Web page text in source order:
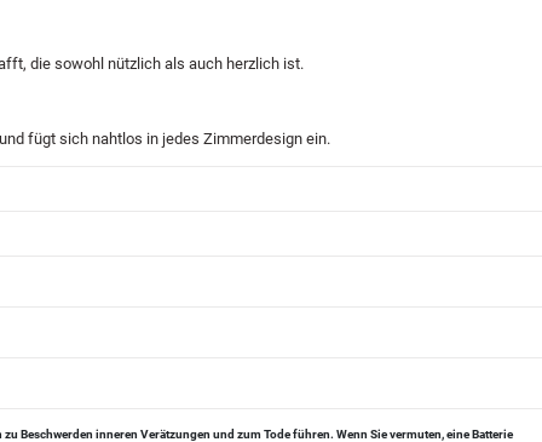
die sowohl nützlich als auch herzlich ist.
fügt sich nahtlos in jedes Zimmerdesign ein.
Beschwerden inneren Verätzungen und zum Tode führen. Wenn Sie vermuten, eine Batterie